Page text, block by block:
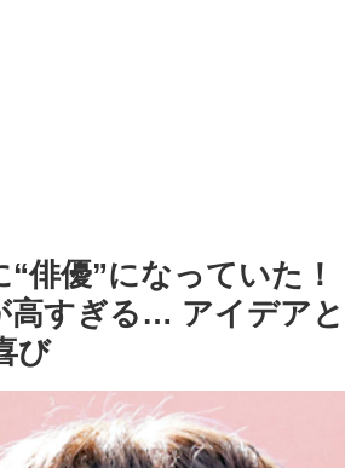
俳優”になっていた！
高すぎる… アイデアと
び